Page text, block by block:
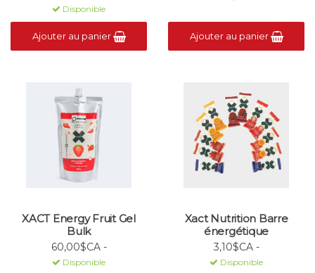
Disponible
Ajouter au panier Ajouter au panier
XACT Energy Fruit Gel
Bulk
60,00$CA -
Disponible
Xact Nutrition Barre
énergétique
3,10$CA -
Disponible